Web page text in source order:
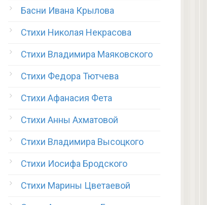
Басни Ивана Крылова
Стихи Николая Некрасова
Стихи Владимира Маяковского
Стихи Федора Тютчева
Стихи Афанасия Фета
Стихи Анны Ахматовой
Стихи Владимира Высоцкого
Стихи Иосифа Бродского
Стихи Марины Цветаевой